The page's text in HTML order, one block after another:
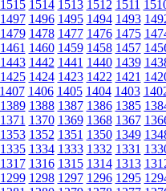
1515 1514 1513 1512 1511
1497 1496 1495 1494 1493
1479 1478 1477 1476 1475
1461 1460 1459 1458 1457
1443 1442 1441 1440 1439
1425 1424 1423 1422 1421
1407 1406 1405 1404 1403
1389 1388 1387 1386 1385
1371 1370 1369 1368 1367
1353 1352 1351 1350 1349
1335 1334 1333 1332 1331
1317 1316 1315 1314 1313
1299 1298 1297 1296 1295